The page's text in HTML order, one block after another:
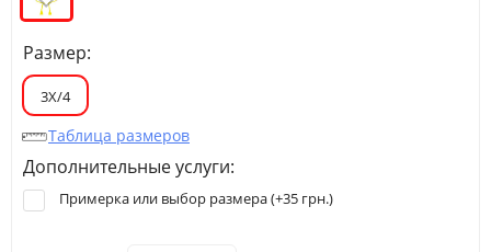
Размер:
3Х/4
Таблица размеров
Дополнительные услуги:
Примерка или выбор размера (+35 грн.)